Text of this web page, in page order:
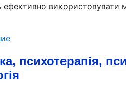
ефективно використовувати
психотерапія,